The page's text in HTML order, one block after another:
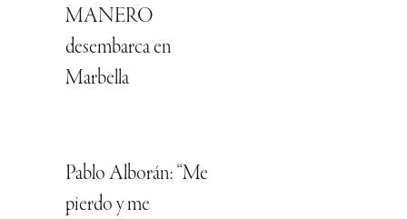
MANERO
desembarca en
Marbella
Pablo Alborán: “Me
pierdo y me